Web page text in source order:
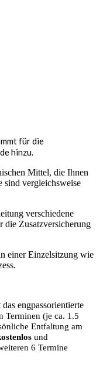
für die
hinzu.
Mittel, die Ihnen
sind vergleichsweise
verschiedene
die Zusatzversicherung
einer Einzelsitzung wie
engpassorientierte
Terminen (je ca. 1.5
Entfaltung am
und
6 Termine